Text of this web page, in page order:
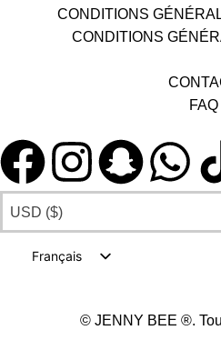
CONDITIONS
CONDITIONS
FAQ
USD ($)
Français
©️ JENNY BEE ®️.